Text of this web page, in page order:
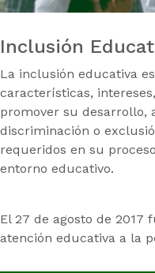
Inclusión
La inclusión educativa
características,
promover su desarrollo,
discriminación o
requeridos en su
entorno educativo.
El 27 de agosto de 2017
atención educativa a la